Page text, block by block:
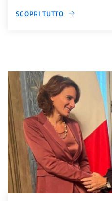
SCOPRI TUTTO